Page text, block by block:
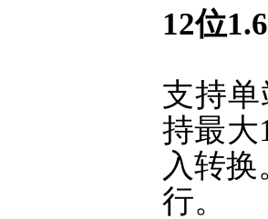
12位
支持
持最大
入转
行。